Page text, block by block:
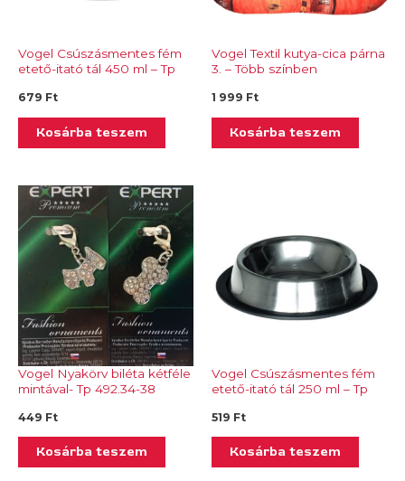
Vogel Csúszásmentes fém
etető-itató tál 450 ml – Tp
679 Ft
Kosárba teszem
Vogel Textil kutya-cica párna
3. – Több színben
1 999 Ft
Kosárba teszem
Vogel Nyakörv biléta kétféle
mintával- Tp 492.34-38
449 Ft
Kosárba teszem
Vogel Csúszásmentes fém
etető-itató tál 250 ml – Tp
519 Ft
Kosárba teszem